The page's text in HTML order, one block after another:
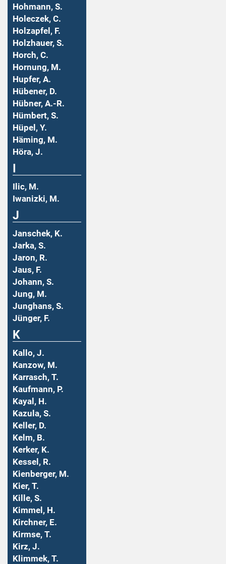
Hohmann, S.
Holeczek, C.
Holzapfel, F.
Holzhauer, S.
Horch, C.
Hornung, M.
Hupfer, A.
Hübener, D.
Hübner, A.-R.
Hümbert, S.
Hüpel, Y.
Häming, M.
Höra, J.
Ilic, M.
Iwanizki, M.
J
Janschek, K.
Jarka, S.
Jaron, R.
Jaus, F.
Johann, S.
Jung, M.
Junghans, S.
Jünger, F.
K
Kallo, J.
Kanzow, M.
Karrasch, T.
Kaufmann, P.
Kayal, H.
Kazula, S.
Keller, D.
Kelm, B.
Kerker, K.
Kessel, R.
Kienberger, M.
Kier, T.
Kille, S.
Kimmel, H.
Kirchner, E.
Kirmse, T.
Kirz, J.
Klimmek, T.